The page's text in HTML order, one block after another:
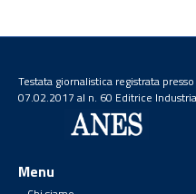
Testata giornalistica registrata
07.02.2017 al n. 60 Editrice
Menu